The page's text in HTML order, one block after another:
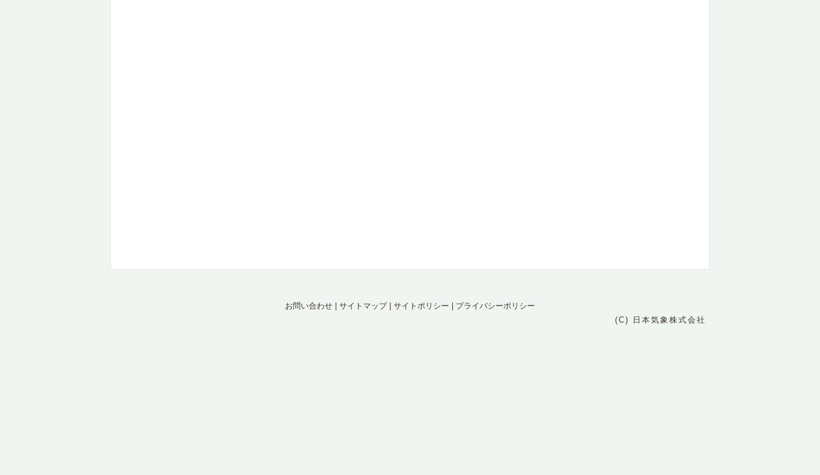
お問い合わせ サイトマップ| サイトポリシー
プライバシーポリシー
(C) 日本気象株式会社